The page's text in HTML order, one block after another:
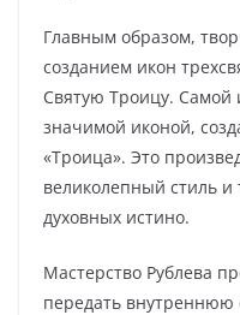
Главным образом,
созданием икон
Святую Троицу. Самой
значимой иконой,
«Троица». Это
великолепный стиль и
духовных истино.
Мастерство Рублева
передать внутреннюю